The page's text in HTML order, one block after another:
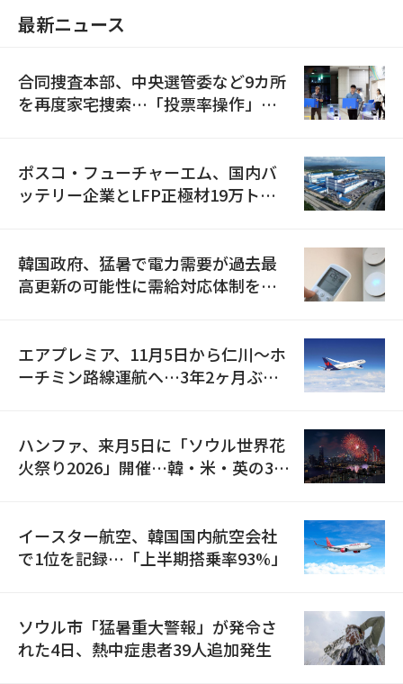
最新ニュース
合同捜査本部、中央選管委など9カ所
を再度家宅捜索…「投票率操作」の
ポスコ・フューチャーエム、国内バ
ッテリー企業とLFP正極材19万トン
韓国政府、猛暑で電力需要が過去最
高更新の可能性に需給対応体制を点
エアプレミア、11月5日から仁川〜ホ
ーチミン路線運航へ…3年2ヶ月ぶり
ハンファ、来月5日に「ソウル世界花
火祭り2026」開催…韓・米・英の3カ
イースター航空、韓国国内航空会社
で1位を記録…「上半期搭乗率93%」
ソウル市「猛暑重大警報」が発令さ
れた4日、熱中症患者39人追加発生